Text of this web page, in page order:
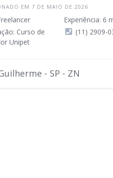
EM 7 DE MAIO DE 2026
Experiência: 6
Curso de
Unipet
(11) 2909-
- SP - ZN